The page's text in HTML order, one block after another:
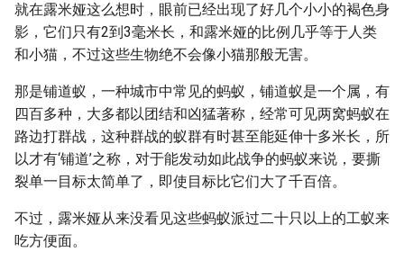
就在露米娅这么想时，眼前已经出现了好几个小小的褐色身
影，它们只有2到3毫米长，和露米娅的比例几乎等于人类
和小猫，不过这些生物绝不会像小猫那般无害。
那是铺道蚁，一种城市中常见的蚂蚁，铺道蚁是一个属，有
四百多种，大多都以团结和凶猛著称，经常可见两窝蚂蚁在
路边打群战，这种群战的蚁群有时甚至能延伸十多米长，所
以才有‘铺道’之称，对于能发动如此战争的蚂蚁来说，要撕
裂单一目标太简单了，即使目标比它们大了千百倍。
不过，露米娅从来没看见这些蚂蚁派过二十只以上的工蚁来
吃方便面。